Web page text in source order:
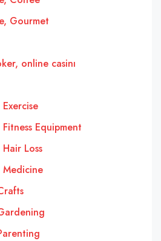
Gourmet
online casinı
Equipment
Loss
Medicine